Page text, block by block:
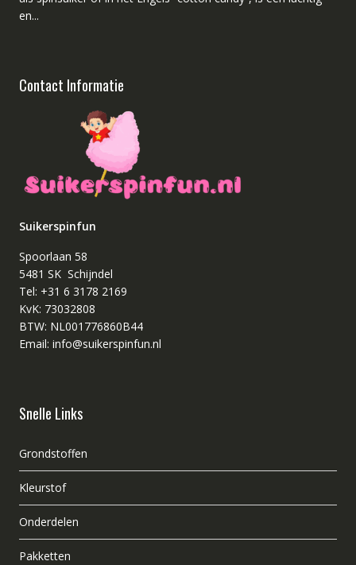
en...
Contact Informatie
Suikerspinfun
Spoorlaan 58
5481 SK Schijndel
Tel: +31 6 3178 2169
KvK: 73032808
BTW: NL001776860B44
Email: info@suikerspinfun.nl
Snelle Links
Grondstoffen
Kleurstof
Onderdelen
Pakketten